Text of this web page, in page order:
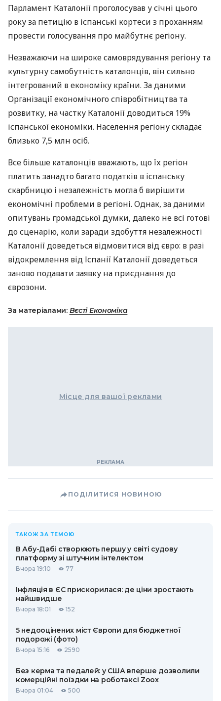
Парламент Каталонії проголосував у січні цього
року за петицію в іспанські кортеси з проханням
провести голосування про майбутнє регіону.
Незважаючи на широке самоврядування регіону та
культурну самобутність каталонців, він сильно
інтегрований в економіку країни. За даними
Організації економічного співробітництва та
розвитку, на частку Каталонії доводиться 19%
іспанської економіки. Населення регіону складає
близько 7,5 млн осіб.
Все більше каталонців вважають, що їх регіон
платить занадто багато податків в іспанську
скарбницю і незалежність могла б вирішити
економічні проблеми в регіоні. Однак, за даними
опитувань громадської думки, далеко не всі готові
до сценарію, коли заради здобуття незалежності
Каталонії доведеться відмовитися від євро: в разі
відокремлення від Іспанії Каталонії доведеться
заново подавати заявку на приєднання до
єврозони.
За матеріалами: Вєсті Економіка
Місце для вашої реклами
ПОДІЛИТИСЯ НОВИНОЮ
ТАКОЖ ЗА ТЕМОЮ
В Абу-Дабі створюють першу у світі судову
платформу зі штучним інтелектом
Вчора 19:10 77
Інфляція в ЄС прискорилася: де ціни зростають
найшвидше
Вчора 18:01 152
5 недооцінених міст Європи для бюджетної
подорожі (фото)
Вчора 15:16 2590
Без керма та педалей: у США вперше дозволили
комерційні поїздки на роботаксі Zoox
Вчора 01:04 500